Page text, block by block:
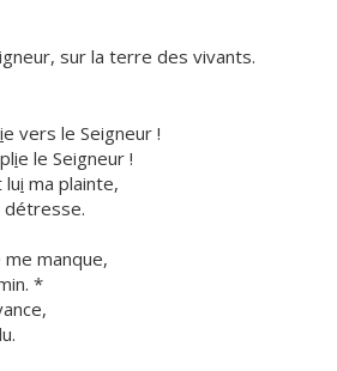
sur la terre des vivants.
ie vers le Seigneur !
ie le Seigneur !
lui ma plainte,
détresse.
manque,
*